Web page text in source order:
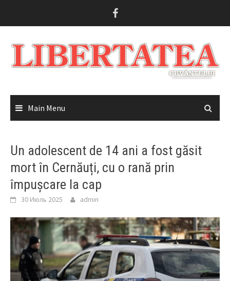
Main Menu
Un adolescent de 14 ani a fost găsit
mort în Cernăuți, cu o rană prin
împușcare la cap
30 Июль 2025 admin